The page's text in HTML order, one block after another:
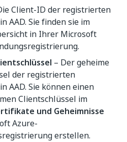
Client-ID der registrierten
AAD. Sie finden sie im
in Ihrer Microsoft
– Der geheime
der registrierten
AAD. Sie können einen
Clientschlüssel im
und Geheimnisse
Azure-
erstellen.